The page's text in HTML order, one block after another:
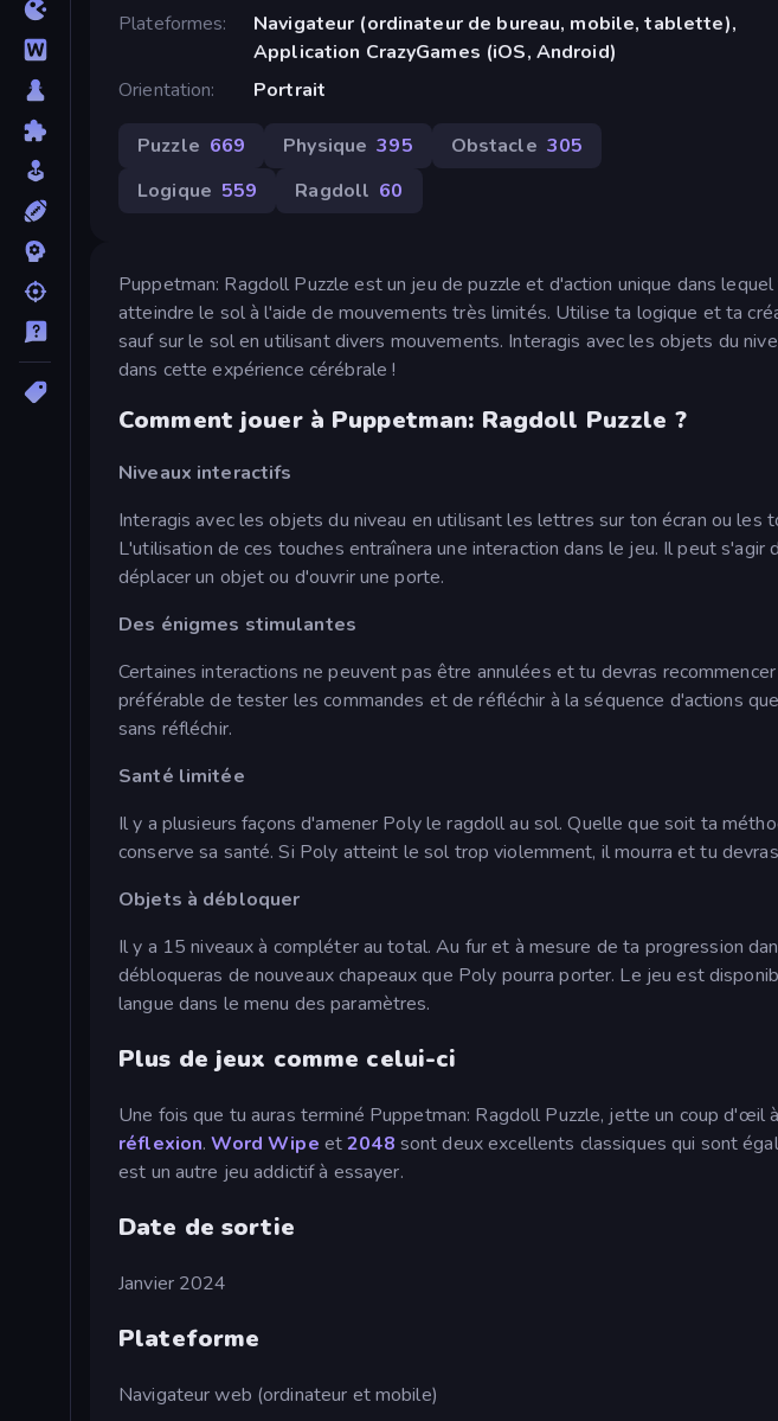
Plateformes
Navigateur (ordinateur de bureau, mobile, tablette),
Application CrazyGames (iOS, Android)
Orientation
Portrait
Puzzle 669 Physique 395 Obstacle 305
Logique 559 Ragdoll 60
Puppetman: Ragdoll Puzzle est un jeu de puzzle et d'action unique dans
atteindre le sol à l'aide de mouvements très limités. Utilise ta logique et ta
sauf sur le sol en utilisant divers mouvements. Interagis avec les objets du
dans cette expérience cérébrale !
Comment jouer à Puppetman: Ragdoll Puzzle ?
Niveaux interactifs
Interagis avec les objets du niveau en utilisant les lettres sur ton écran ou les
L'utilisation de ces touches entraînera une interaction dans le jeu. Il peut
déplacer un objet ou d'ouvrir une porte.
Des énigmes stimulantes
Certaines interactions ne peuvent pas être annulées et tu devras
préférable de tester les commandes et de réfléchir à la séquence d'actions
sans réfléchir.
Santé limitée
Il y a plusieurs façons d'amener Poly le ragdoll au sol. Quelle que soit ta
conserve sa santé. Si Poly atteint le sol trop violemment, il mourra et tu
Objets à débloquer
Il y a 15 niveaux à compléter au total. Au fur et à mesure de ta progression
débloqueras de nouveaux chapeaux que Poly pourra porter. Le jeu est
langue dans le menu des paramètres.
Plus de jeux comme celui-ci
Une fois que tu auras terminé Puppetman: Ragdoll Puzzle, jette un coup d'œil
réflexion.Word Wipe et2048 sont deux excellents classiques qui sont
est un autre jeu addictif à essayer.
Date de sortie
Janvier 2024
Plateforme
Navigateur web (ordinateur et mobile)